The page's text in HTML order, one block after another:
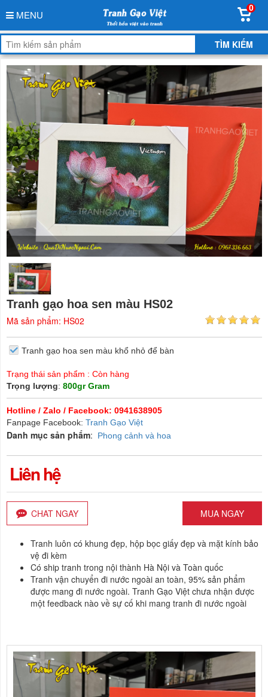
MENU
0
Tranh gạo hoa sen màu HS02
Mã sản phẩm: HS02
Tranh gạo hoa sen màu khổ nhỏ để bàn
Trạng thái sản phẩm : Còn hàng
Trọng lượng: 800gr Gram
Hotline / Zalo / Facebook: 0941638905
Fanpage Facebook: Tranh Gạo Việt
Danh mục sản phẩm: Phong cảnh và hoa
Liên hệ
CHAT NGAY MUA NGAY
Tranh luôn có khung đẹp, hộp bọc giấy đẹp và mặt kính bảo
vệ đi kèm
Có ship tranh trong nội thành Hà Nội và Toàn quốc
Tranh vận chuyển đi nước ngoài an toàn, 95% sản phẩm
được mang đi nước ngoài. Tranh Gạo Việt chưa nhận được
một feedback nào về sự cố khi mang tranh đi nước ngoài